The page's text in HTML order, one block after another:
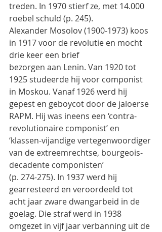
treden. In 1970 stierf ze, met 14.000
roebel schuld (p. 245).
Alexander Mosolov (1900-1973) koos
in 1917 voor de revolutie en mocht
drie keer een brief
bezorgen aan Lenin. Van 1920 tot
1925 studeerde hij voor componist
in Moskou. Vanaf 1926 werd hij
gepest en geboycot door de jaloerse
RAPM. Hij was ineens een ‘contra-
revolutionaire componist’ en
‘klassen-vijandige vertegenwoordiger
van de extreemrechtse, bourgeois-
decadente componisten’
(p. 274-275). In 1937 werd hij
gearresteerd en veroordeeld tot
acht jaar zware dwangarbeid in de
goelag. Die straf werd in 1938
omgezet in vijf jaar verbanning uit de